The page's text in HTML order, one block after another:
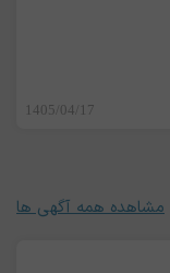
1405/04/17
مشاهده همه آگهی ها